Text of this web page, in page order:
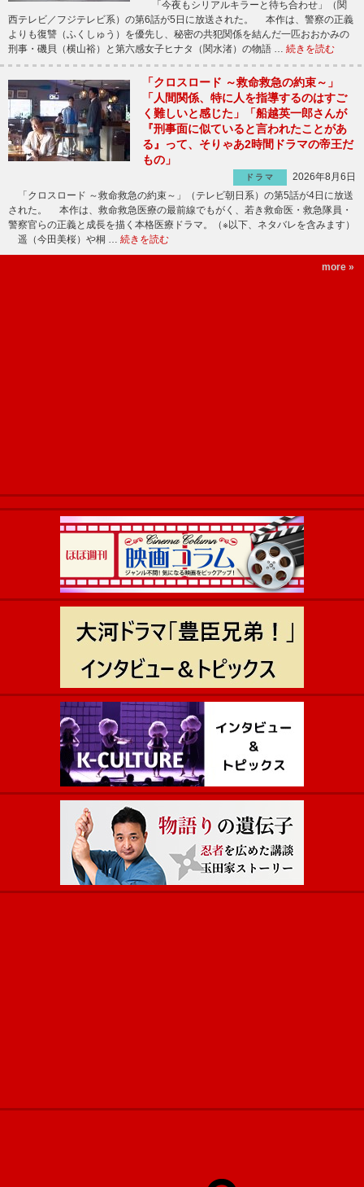
「今夜もシリアルキラーと待ち合わせ」（関
西テレビ／フジテレビ系）の第6話が5日に放送された。 本作は、警察の正義
よりも復讐（ふくしゅう）を優先し、秘密の共犯関係を結んだ一匹おおかみの
刑事・磯貝（横山裕）と第六感女子ヒナタ（関水渚）の物語 … 続きを読む
「クロスロード ～救命救急の約束～」
「人間関係、特に人を指導するのはすご
く難しいと感じた」「船越英一郎さんが
『刑事面に似ていると言われたことがあ
る』って、そりゃあ2時間ドラマの帝王だ
もの」
ドラマ
2026年8月6日
「クロスロード ～救命救急の約束～」（テレビ朝日系）の第5話が4日に放送
された。 本作は、救命救急医療の最前線でもがく、若き救命医・救急隊員・
警察官らの正義と成長を描く本格医療ドラマ。（※以下、ネタバレを含みます）
遥（今田美桜）や桐 … 続きを読む
more »